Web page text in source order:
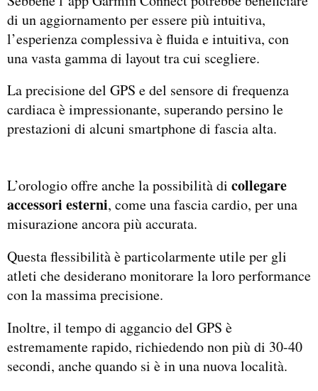
di un aggiornamento per essere più intuitiva,
l’esperienza complessiva è fluida e intuitiva, con
una vasta gamma di layout tra cui scegliere.
La precisione del GPS e del sensore di frequenza
cardiaca è impressionante, superando persino le
prestazioni di alcuni smartphone di fascia alta.
L’orologio offre anche la possibilità di collegare
accessori esterni, come una fascia cardio, per una
misurazione ancora più accurata.
Questa flessibilità è particolarmente utile per gli
atleti che desiderano monitorare la loro performance
con la massima precisione.
Inoltre, il tempo di aggancio del GPS è
estremamente rapido, richiedendo non più di 30-40
secondi, anche quando si è in una nuova località.